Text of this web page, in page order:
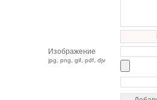
Изображение
jpg, png, gif, pdf, djv